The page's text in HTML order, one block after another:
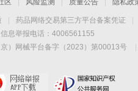
区 风险监测 质量公告 隐私政
药品网络交易第三方平台备案凭证
息举报电话：4006561155
）网械平台备字（2023）第00013号